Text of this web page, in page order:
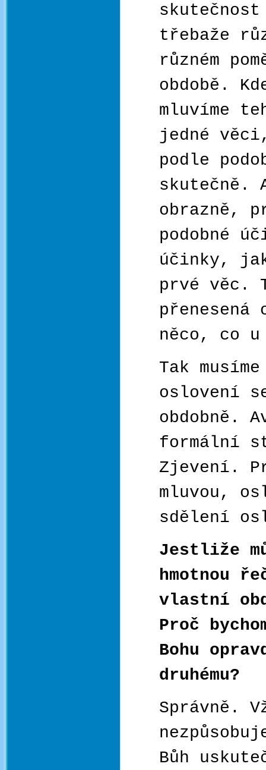
třebaže
různém
obdobě.
mluvíme
jedné
podle
skutečně.
obrazně,
podobné
účinky,
prvé věc.
přenesená
něco, co
Tak
oslovení
obdobně.
formální
Zjevení.
mluvou,
sdělení
Jestliže
hmotnou
vlastní
Proč
Bohu
druhému?
Správně.
Bůh